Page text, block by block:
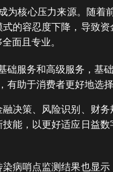
为核心压力来源。随
的容忍度下降，导致
面且专业。
础服务和高级服务，基
有助于消费者更好地选择
决策、风险识别、财
能，以更好适应日益
病哨点监测结果也显